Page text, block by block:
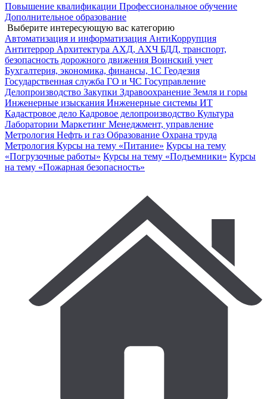
Повышение квалификации Профессиональное обучение
Дополнительное образование
Выберите интересующую вас категорию
Автоматизация и информатизация АнтиКоррупция
Антитеррор Архитектура АХД, АХЧ БДД, транспорт,
безопасность дорожного движения Воинский учет
Бухгалтерия, экономика, финансы, 1С Геодезия
Государственная служба ГО и ЧС Госуправление
Делопроизводство Закупки Здравоохранение Земля и горы
Инженерные изыскания Инженерные системы ИТ
Кадастровое дело Кадровое делопроизводство Культура
Лаборатории Маркетинг Менеджмент, управление
Метрология Нефть и газ Образование Охрана труда
Метрология Курсы на тему «Питание» Курсы на тему
«Погрузочные работы» Курсы на тему «Подъемники» Курсы
на тему «Пожарная безопасность»